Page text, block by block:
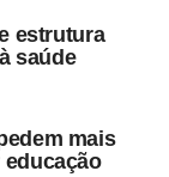
estrutura
saúde
mais